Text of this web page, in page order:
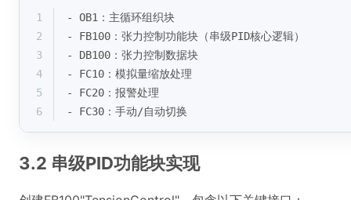
1
- OB1：主循环组织块
2
- FB100：张力控制功能块（串级PID核心逻辑）
3
- DB100：张力控制数据块
4
- FC10：模拟量缩放处理
5
- FC20：报警处理
6
- FC30：手动/自动切换
3.2 串级PID功能块实现